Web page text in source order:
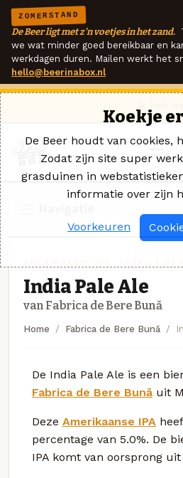
ZOMERSTAND
De Beer ligt met z'n voetjes in het zand.
we wat minder goed bereikbaar en
werkdagen duren. Mailen werkt het
hello@beerinabox.nl
India Pale Ale
van Fabrica de Bere Bună
Home Fabrica de Bere Bună
De India Pale Ale is een
Fabrica de Bere Bună uit
Deze Amerikaanse IPA
percentage van 5.0%. De
IPA komt van oorsprong uit
Koekje
De Beer houdt van cookies,
Zodat zijn site super
grasduinen in
informatie over zijn
Voorkeuren